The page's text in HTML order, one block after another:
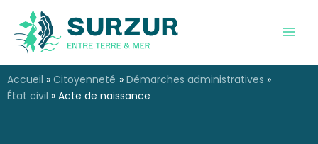
contenu
Accueil Citoyenneté
Démarches administratives
État civil
Acte de naissance